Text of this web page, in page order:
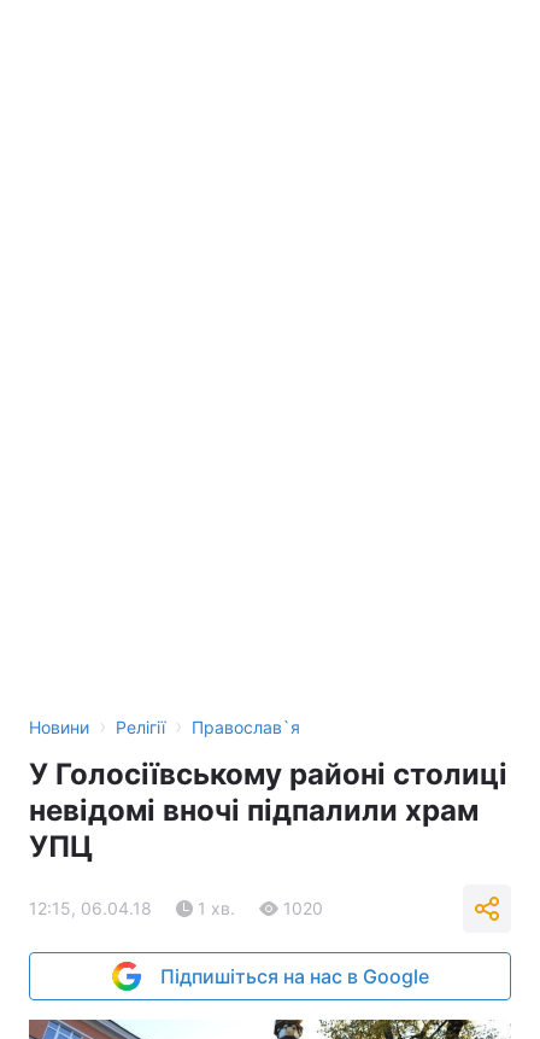
Новини › Релігії › Православ`я
У Голосіївському районі столиці
невідомі вночі підпалили храм
УПЦ
12:15, 06.04.18 1 хв. 1020
Підпишіться на нас в Google